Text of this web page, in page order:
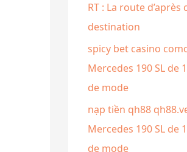
RT : La route
destination
spicy bet casino
Mercedes 190 SL de
de mode
nạp tiền qh88
Mercedes 190 SL de
de mode